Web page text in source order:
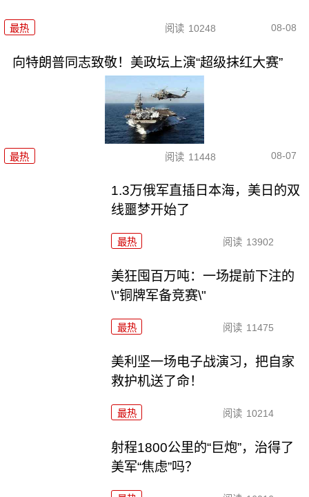
最热 阅读 10248 08-08
向特朗普同志致敬！美政坛上演“超级抹红大赛”
最热 阅读 11448 08-07
1.3万俄军直插日本海，美日的双
线噩梦开始了
最热 阅读 13902
美狂囤百万吨：一场提前下注的
\"铜牌军备竞赛\"
最热 阅读 11475
美利坚一场电子战演习，把自家
救护机送了命！
最热 阅读 10214
射程1800公里的“巨炮”，治得了
美军“焦虑”吗？